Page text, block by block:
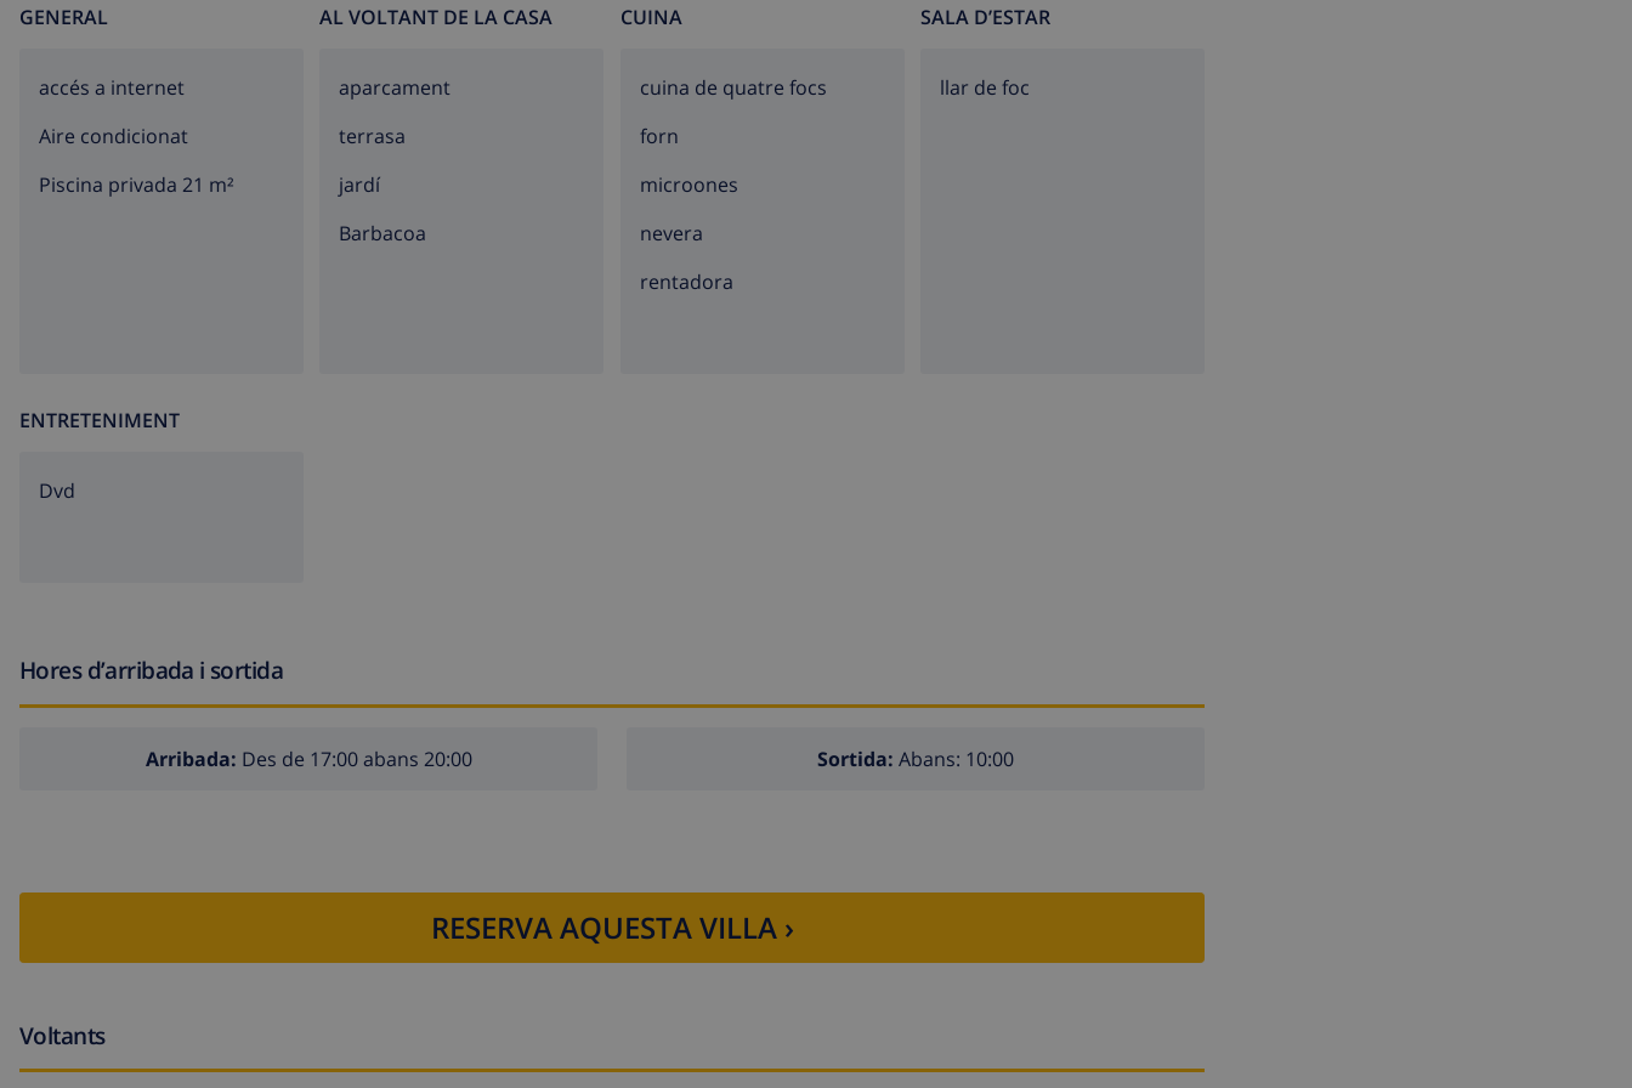
GENERAL
accés a internet
Aire condicionat
Piscina privada 21 m²
AL VOLTANT DE LA CASA
aparcament
terrasa
jardí
barbacoa
CUINA
cuina de quatre focs
forn
microones
nevera
rentadora
SALA D’ESTAR
llar de foc
ENTRETENIMENT
dvd
Hores d’arribada i sortida
Arribada: Des de 17:00 abans 20:00 Sortida: Abans: 10:00
RESERVA AQUESTA VILLA ›
Voltants